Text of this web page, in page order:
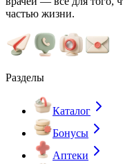
частью жизни.
Разделы
Каталог
Бонусы
Аптеки